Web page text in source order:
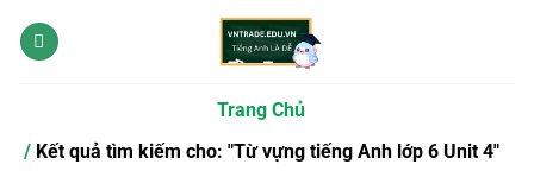
qua
Trang Chủ
Kết quả tìm kiếm cho: "Từ vựng tiếng Anh lớp 6 Unit 4"